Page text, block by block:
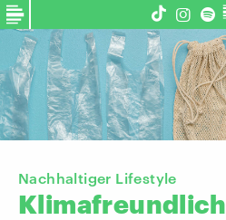
Nachhaltiger Lifestyle
Klimafreundlich